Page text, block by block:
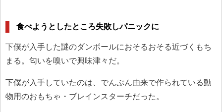
食べようとしたところ失敗しパニックに
下僕が入手した謎のダンボールにおそるおそる近づくもち
まる。匂いを嗅いで興味津々だ。
下僕が入手していたのは、でんぷん由来で作られている動
物用のおもちゃ・ブレインスターチだった。